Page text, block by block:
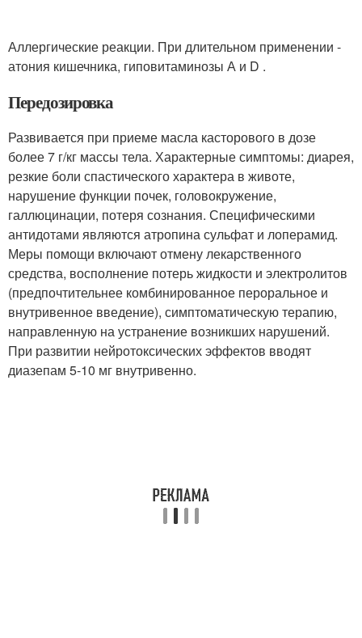
Аллергические реакции. При длительном применении -
атония кишечника, гиповитаминозы А и D .
Передозировка
Развивается при приеме масла касторового в дозе
более 7 г/кг массы тела. Характерные симптомы: диарея,
резкие боли спастического характера в животе,
нарушение функции почек, головокружение,
галлюцинации, потеря сознания. Специфическими
антидотами являются атропина сульфат и лоперамид.
Меры помощи включают отмену лекарственного
средства, восполнение потерь жидкости и электролитов
(предпочтительнее комбинированное пероральное и
внутривенное введение), симптоматическую терапию,
направленную на устранение возникших нарушений.
При развитии нейротоксических эффектов вводят
диазепам 5-10 мг внутривенно.